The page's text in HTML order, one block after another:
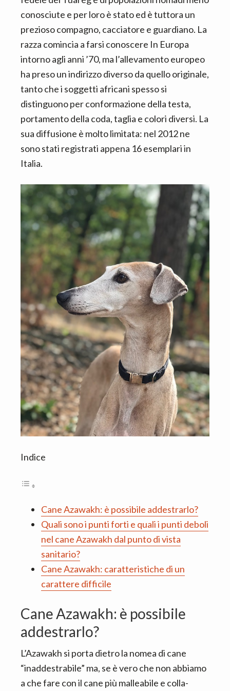
conosciute e per loro è stato ed è tuttora un
prezioso compagno, cacciatore e guardiano. La
razza comincia a farsi conoscere In Europa
intorno agli anni ’70, ma l’allevamento europeo
ha preso un indirizzo diverso da quello originale,
tanto che i soggetti africani spesso si
distinguono per con­formazione della testa,
portamento della coda, taglia e colori diversi. La
sua diffusione è molto limitata: nel 2012 ne
sono stati registrati appena 16 esemplari in
Italia.
Indice
Cane Azawakh: è possibile addestrarlo?
Quali sono i punti forti e quali i punti deboli
nel cane Azawakh dal punto di vista
sanitario?
Cane Azawakh: caratteristiche di un
carattere difficile
Cane Azawakh: è possibile
addestrarlo?
L’Azawakh si porta dietro la nomea di cane
“inaddestra­bile” ma, se è vero che non abbiamo
a che fare con il cane più malleabile e colla­